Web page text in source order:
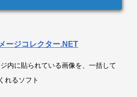
ージコレクター.NET
内に貼られている画像を、一括して
れるソフト